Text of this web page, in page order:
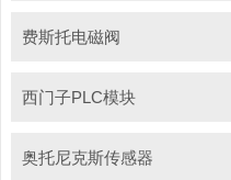
费斯托电磁阀
西门子PLC模块
奥托尼克斯传感器